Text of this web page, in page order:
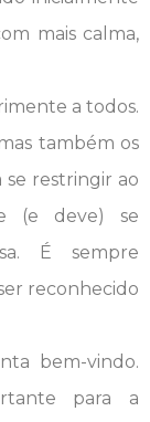
mais calma,
a todos.
também os
se restringir ao
(e deve) se
É sempre
reconhecido
bem-vindo.
para a